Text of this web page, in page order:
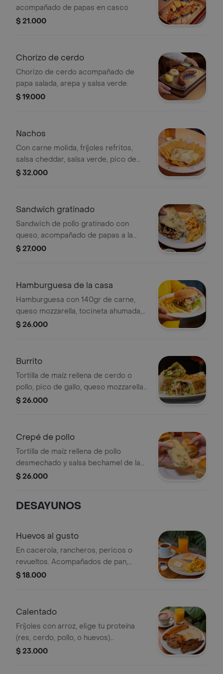
acompañado de papas en casco
$ 21.000
Chorizo de cerdo
Chorizo de cerdo acompañado de
papa salada, arepa y salsa verde.
$ 19.000
Nachos
Con carne molida, fríjoles refritos,
salsa cheddar, salsa verde, pico de
gallo, crema ágria y queso mozzarella
$ 32.000
Sandwich gratinado
Sandwich de pollo gratinado con
queso, acompañado de papas a la
francesa.
$ 27.000
Hamburguesa de la casa
Hamburguesa con 140gr de carne,
queso mozzarella, tocineta ahumada,
tomate, lechuga y salsas de la casa.
$ 26.000
Burrito
Tortilla de maíz rellena de cerdo o
pollo, pico de gallo, queso mozzarella,
batavia, maicitos, crema agria y salsa
$ 26.000
Crepé de pollo
Tortilla de maíz rellena de pollo
desmechado y salsa bechamel de la
casa, acompañado de pan buffet
$ 26.000
DESAYUNOS
Huevos al gusto
En cacerola, rancheros, pericos o
revueltos. Acompañados de pan,
arepa, mantequilla, mermelada y
$ 18.000
Calentado
Fríjoles con arroz, elige tu proteína
(res, cerdo, pollo, o huevos)
acompañado con arepa y tajada
$ 23.000